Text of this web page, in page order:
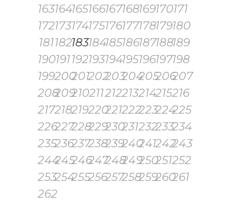
163164165166167168169170171
172173174175176177178179180
181182183184185186187188189
190191192193194195196197198
199200201202203204205206207
208209210211212213214215216
217218219220221222223224225
226227228229230231232233234
235236237238239240241242243
244245246247248249250251252
253254255256257258259260261
262